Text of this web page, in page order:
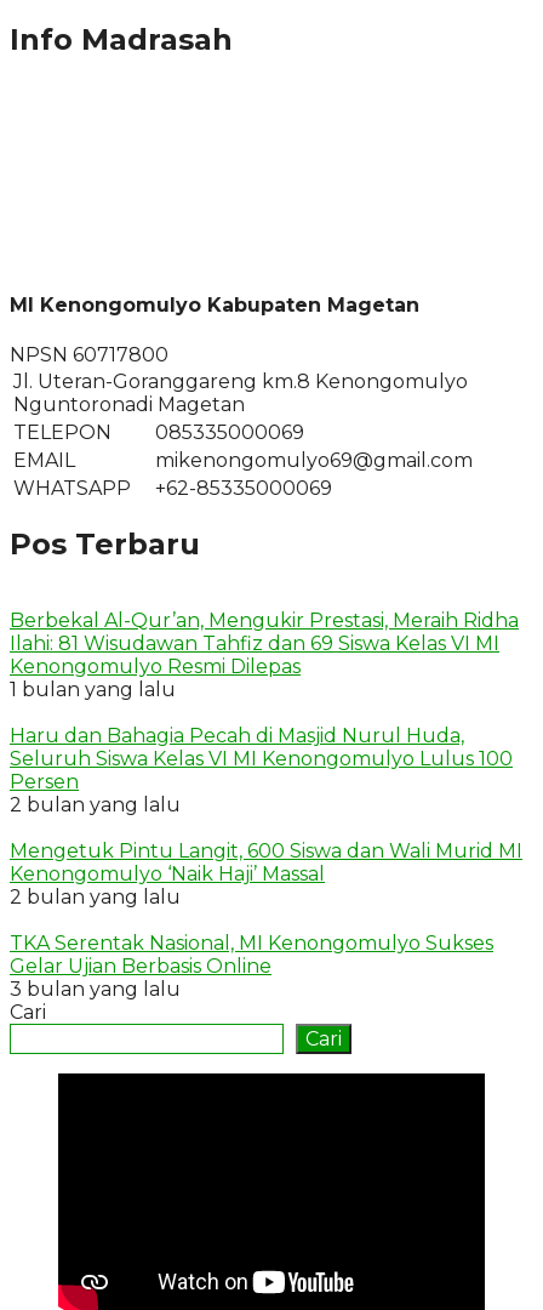
Info Madrasah
MI Kenongomulyo Kabupaten Magetan
NPSN 60717800
Jl. Uteran-Goranggareng km.8 Kenongomulyo
Nguntoronadi Magetan
TELEPON
085335000069
EMAIL
mikenongomulyo69@gmail.com
WHATSAPP
+62-85335000069
Pos Terbaru
Berbekal Al-Qur’an, Mengukir Prestasi, Meraih Ridha
Ilahi: 81 Wisudawan Tahfiz dan 69 Siswa Kelas VI MI
Kenongomulyo Resmi Dilepas
1 bulan yang lalu
Haru dan Bahagia Pecah di Masjid Nurul Huda,
Seluruh Siswa Kelas VI MI Kenongomulyo Lulus 100
Persen
2 bulan yang lalu
Mengetuk Pintu Langit, 600 Siswa dan Wali Murid MI
Kenongomulyo ‘Naik Haji’ Massal
2 bulan yang lalu
TKA Serentak Nasional, MI Kenongomulyo Sukses
Gelar Ujian Berbasis Online
3 bulan yang lalu
Cari
Cari